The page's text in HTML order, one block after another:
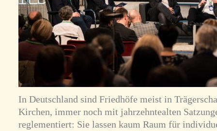
In Deutschland sind Friedhöfe meist in
Kirchen, immer noch mit jahrzehntealten
reglementiert: Sie lassen kaum Raum für